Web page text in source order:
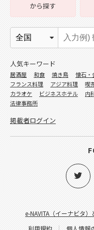
e-NAVITA（イーナビタ）
利用規約
個人情報
から探す
人気キーワード
居酒屋 和食 焼き鳥 懐石・
フランス料理
アジア料理 喫
カラオケ
ビジネスホテル 内
法律事務所
掲載者ログイン